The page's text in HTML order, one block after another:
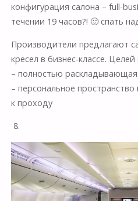
конфигурация салона – full-
течении 19 часов?! 🙂 спать
Производители предлагают
кресел в бизнес-классе. Целей
– полностью
– персональное
к проходу
8.